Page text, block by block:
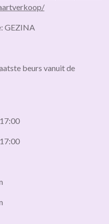
GEZINA
beurs vanuit de